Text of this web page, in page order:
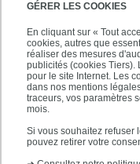
GÉRER LES COOKIES
En cliquant sur « Tout
cookies, autres que
réaliser des mesures
publicités (cookies Tiers).
pour le site Internet. Les
dans nos mentions
traceurs, vos paramètres
mois.
Si vous souhaitez refuser
pouvez retirer votre
SÉCURITÉ
SUIVEZ-NOUS